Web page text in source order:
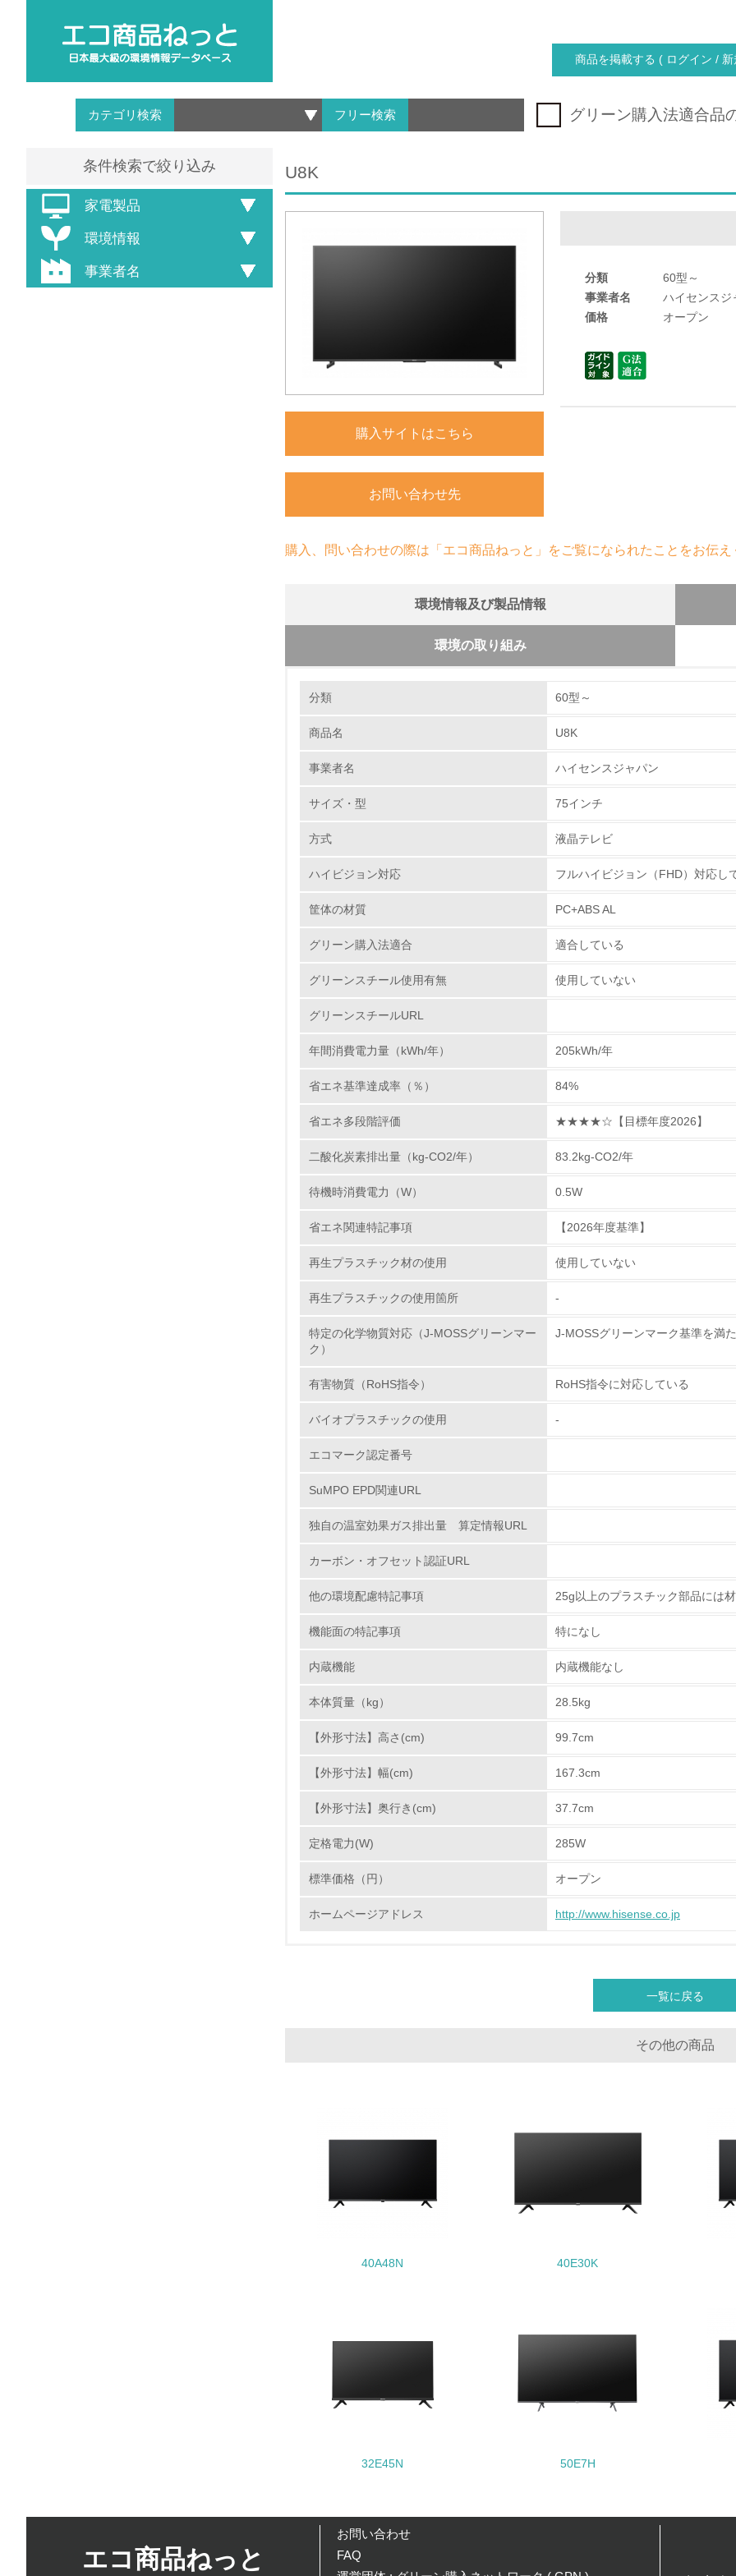
商品を掲載する ( ログイン / 新
カテゴリ検索 フリー検索 グリーン購入法適合品
条件検索で絞り込み
家電製品
環境情報
事業者名
U8K
購入サイトはこちら
お問い合わせ先
分類
60型～
事業者名
ハイセンスジ
価格
オープン
購入、問い合わせの際は「エコ商品ねっと」をご覧になられたことをお伝え
環境情報及び製品情報
環境の取り組み
1.環境取り組み体制
No. チェック項目
5. 環境取り組み体制と成果を定期的に検証して次の活動に活かして
6. 従業員が環境方針に基づいて自分の業務の中で行うべき環境対
7. 環境活動に関する規格やプログラムを導入している
8. 第三者認証を取得している
9. <L1> 資源（投入原料、水等）とエネルギー（電力、重油、ガス
11. <L1> 環境配慮型製品・サービスの製造・販売を積極的に行って
12. <L2> 環境配慮型製品・サービスの製造・販売状況を把握し、具
非該当（包装・物流を必要とする業務を行っていない）
15. <L1> 環境負荷ができるだけ小さい包装・梱包を行っている
16. <L2> 環境負荷ができるだけ小さい物流を行っている
廃棄物
21.
地域への貢献
<L1> 「人権・労働等」に関する方針、規定等を持っている
24. <L1> 「公正・適正な取引」に関する方針、規定等を持っている
チェック項目
26.
分類 60型～
商品名 U8K
事業者名 ハイセンスジャパン
サイズ・型 75インチ
方式 液晶テレビ
ハイビジョン対応 フルハイビジョン（FHD）対応し
筐体の材質 PC+ABS AL
グリーン購入法適合 適合している
グリーンスチール使用有無 使用していない
グリーンスチールURL
年間消費電力量（kWh/年） 205kWh/年
省エネ基準達成率（％） 84%
省エネ多段階評価 ★★★★☆【目標年度2026】
二酸化炭素排出量（kg-CO2/年） 83.2kg-CO2/年
待機時消費電力（W） 0.5W
省エネ関連特記事項 【2026年度基準】
再生プラスチック材の使用 使用していない
再生プラスチックの使用箇所 -
特定の化学物質対応（J-MOSSグリーンマー
ク）
J-MOSSグリーンマーク基準を満
有害物質（RoHS指令） RoHS指令に対応している
バイオプラスチックの使用 -
エコマーク認定番号
SuMPO EPD関連URL
独自の温室効果ガス排出量 算定情報URL
カーボン・オフセット認証URL
他の環境配慮特記事項 25g以上のプラスチック部品には
機能面の特記事項 特になし
内蔵機能 内蔵機能なし
本体質量（kg） 28.5kg
【外形寸法】高さ(cm) 99.7cm
【外形寸法】幅(cm) 167.3cm
【外形寸法】奥行き(cm) 37.7cm
定格電力(W) 285W
標準価格（円） オープン
ホームページアドレス http://www.hisense.co.jp
一覧に戻る
その他の商品
40A48N 40E30K
32E45N 50E7H
エコ商品ねっと
お問い合わせ
FAQ